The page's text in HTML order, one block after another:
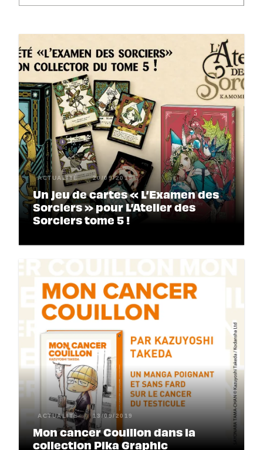
ACTUALITÉ 20/09/2019
Un jeu de cartes « L’Examen des
Sorciers » pour L’Atelier des
Sorciers tome 5 !
ACTUALITÉ 13/09/2019
Mon cancer Couillon dans la
collection Pika Graphic